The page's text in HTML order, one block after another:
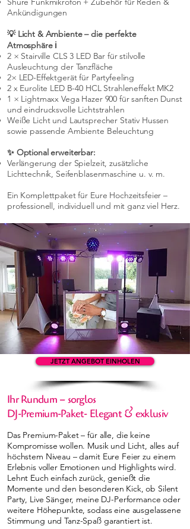
Ankündigungen
💡 Licht & Ambiente – die perfekte
Atmosphäre ℹ️
2 × Stairville CLS 3 LED Bar für stilvolle
Ausleuchtung der Tanzfläche
2× LED-Effektgerät für Partyfeeling
2 x Eurolite LED B-40 HCL Strahleneffekt MK2
1 × Lightmaxx Vega Hazer 900 für sanften Dunst
und eindrucksvolle Lichtstrahlen
Weiße Licht und Lautsprecher Stativ Hussen
sowie passende Ambiente Beleuchtung
✨ Optional erweiterbar:
Verlängerung der Spielzeit, zusätzliche
Lichttechnik, Seifenblasenmaschine u. v. m.
Ein Komplettpaket für Eure Hochzeitsfeier –
professionell, individuell und mit ganz viel Herz.
JETZT ANGEBOT EINHOLEN
Ihr Rundum – sorglos
DJ-Premium-Paket- Elegant & exklusiv
Das Premium-Paket – für alle, die keine
Kompromisse wollen. Musik und Licht, alles auf
höchstem Niveau – damit Eure Feier zu einem
Erlebnis voller Emotionen und Highlights wird.
Lehnt Euch einfach zurück, genießt die
Momente und den besonderen Kick, ob Silent
Party, Live Sänger, meine DJ-Performance oder
weitere Höhepunkte, sodass eine ausgelassene
Stimmung und Tanz-Spaß garantiert ist.